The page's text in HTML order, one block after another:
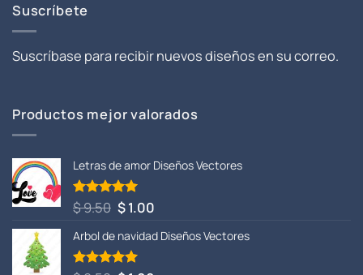
Suscríbete
Suscríbase para recibir nuevos diseños en su correo.
Productos mejor valorados
Letras de amor Diseños Vectores
Valorado
con
de 5
$9.50 El
original
era:
$1.00El
actual
Arbol de navidad Diseños Vectores